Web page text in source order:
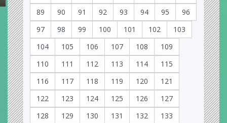
89
90 91 92 93 94 95
96
97
98 99 100 101 102
103
104
105 106 107 108
109
110
111 112 113 114
115
116
117 118 119 120
121
122
123 124 125 126
127
128
129 130 131 132
133